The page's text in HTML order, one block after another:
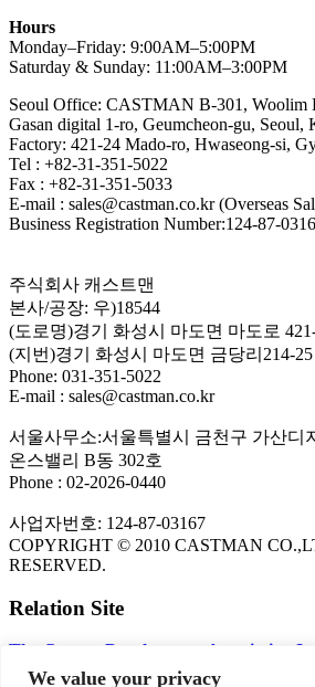
We value your privacy
Hours
Monday–Friday: 9:00AM–5:00PM
Saturday & Sunday: 11:00AM–3:00PM
Seoul Office: CASTMAN B-301, Woolim
Gasan digital 1-ro, Geumcheon-gu, Seoul,
Factory: 421-24 Mado-ro, Hwaseong-si,
Tel : +82-31-351-5022
Fax : +82-31-351-5033
E-mail : sales@castman.co.kr (Overseas
Business Registration Number:124-87-
주식회사 캐스트맨
본사/공장: 우)18544
(도로명)경기 화성시 마도면 마도로
(지번)경기 화성시 마도면 금당리214-25
Phone: 031-351-5022
E-mail : sales@castman.co.kr
서울사무소:서울특별시 금천구 가산디
온스밸리 B동 302호
Phone : 02-2026-0440
사업자번호: 124-87-03167
COPYRIGHT © 2010 CASTMAN
RESERVED.
Relation Site
The Copper Development Association Inc.
FLOW-3D CFD Program